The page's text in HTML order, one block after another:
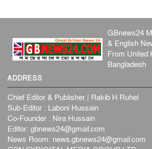
GBnews24
& English
From United
Bangladesh
ADDRESS
Chief Editor & Publisher | Rakib H Ruhel
Sub-Editor : Laboni Hussain
Co-Founder : Nira Hussain
Editor: gbnews24@gmail.com
News Room: news.gbnews24@gmail.com